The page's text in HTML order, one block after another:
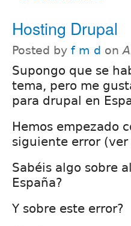
Hosting Drupal
Posted by f m d on
Supongo que se
tema, pero me
para drupal en
Hemos empezado
siguiente error
Sabéis algo sobre
España?
Y sobre este error?